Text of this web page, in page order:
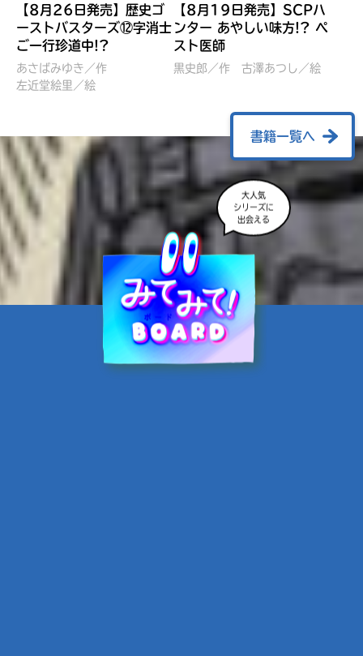
ぼくたちのマインクラフト
冒険記 エンチャント剣
VS暴走モブ
営委員会／協力
レッツゴー！まいぜんシス
ターズ とつぜん、王様に
佐久間さのすけ／絵
【8月26日発売】歴史ゴ
ーストバスターズ⑫字消士
ご一行珍道中!?
あさばみゆき／作
左近堂絵里／絵
【8月19日発売】SCPハ
ンター あやしい味方!? ペ
スト医師
黒史郎／作 古澤あつし／絵
書籍一覧へ
大人気
シリーズに
出会える